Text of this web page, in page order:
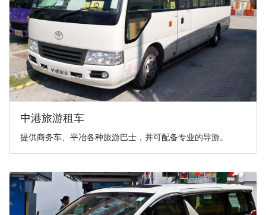
中港旅游租车
提供商务车、平冶各种旅游巴士，并可配备专业的导游。